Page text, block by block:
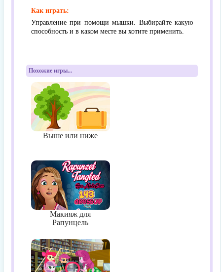
Как играть:
Управление при помощи мышки. Выбирайте какую
способность и в каком месте вы хотите применить.
Похожие игры...
Выше или ниже
Макияж для
Рапунцель